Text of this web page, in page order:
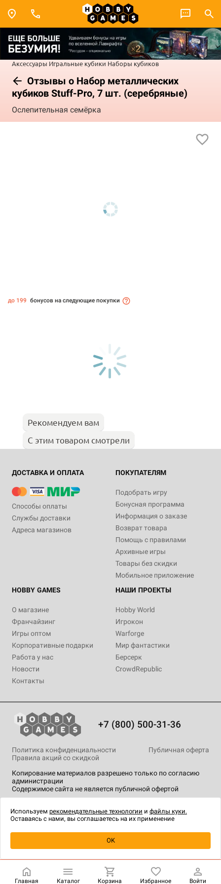
Аксессуары Игральные кубики Наборы кубиков
Отзывы о Набор металлических
кубиков Stuff-Pro, 7 шт. (серебряные)
Ослепительная семёрка
Уведомить о наличии
до 199 бонусов на следующие покупки
Рекомендуем вам
С этим товаром смотрели
ДОСТАВКА И ОПЛАТА
Способы оплаты
Службы доставки
Адреса магазинов
ПОКУПАТЕЛЯМ
Подобрать игру
Бонусная программа
Информация о заказе
Возврат товара
Помощь с правилами
Архивные игры
Товары без скидки
Мобильное приложение
HOBBY GAMES
О магазине
Франчайзинг
Игры оптом
Корпоративные подарки
Работа у нас
Новости
Контакты
НАШИ ПРОЕКТЫ
Hobby World
Игрокон
Warforge
Мир фантастики
Берсерк
CrowdRepublic
+7 (800) 500-31-36
Копирование материалов разрешено только по согласию
администрации
Содержимое сайта не является публичной офертой
Политика конфиденциальности
Публичная оферта
Правила акций со скидкой
технологии.
Главная Каталог Корзина Избранное Войти
Используем рекомендательные технологии и файлы куки.
Оставаясь с нами, вы соглашаетесь на их применение
OK